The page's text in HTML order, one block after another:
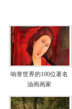
响誉世界的100位著名
油画画家